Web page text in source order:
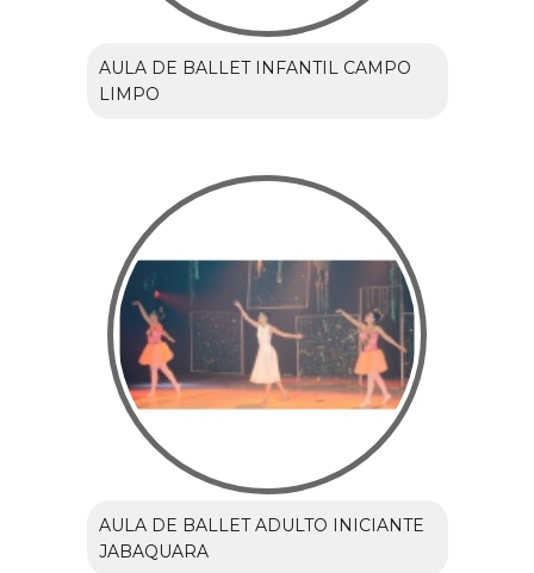
AULA DE BALLET INFANTIL CAMPO
LIMPO
AULA DE BALLET ADULTO INICIANTE
JABAQUARA